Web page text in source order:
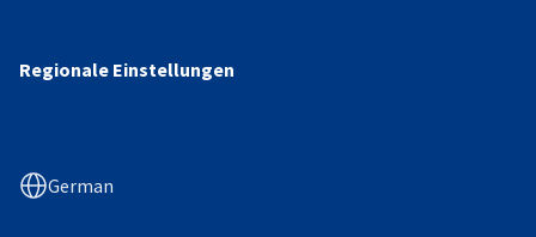
Regionale Einstellungen
German